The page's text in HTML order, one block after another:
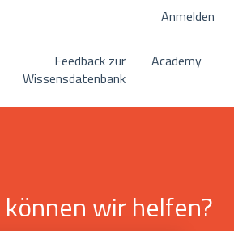
für Übersetzungen anzeigenAnmelden
Feedback zur
Wissensdatenbank
Academy
wir helfen?